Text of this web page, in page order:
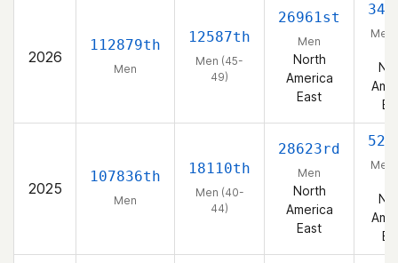
2026
112879th
Men
12587th
Men (45-
49)
26961st
Men
North
America
East
Men
2025
107836th
Men
18110th
Men (40-
44)
28623rd
Men
North
America
East
Men